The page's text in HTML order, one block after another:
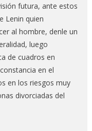
futura, ante estos
Lenin quien
al hombre, denle un
luego
de cuadros en
en el
en los riesgos muy
divorciadas del